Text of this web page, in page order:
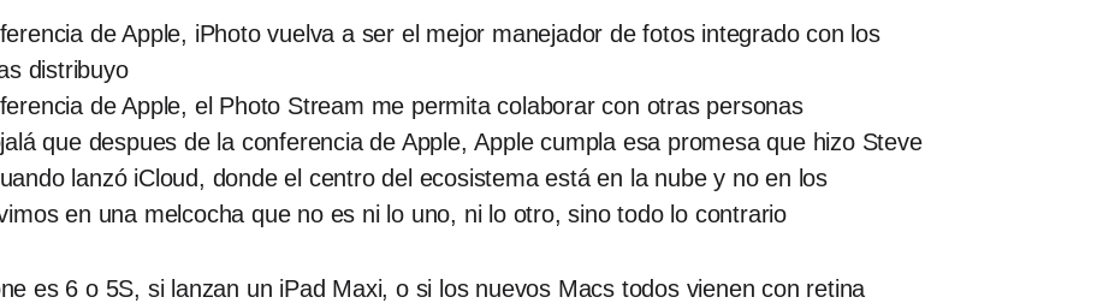
de Apple, iPhoto vuelva a ser el mejor manejador de fotos integrado con los
distribuyo
de Apple, el Photo Stream me permita colaborar con otras personas
que despues de la conferencia de Apple, Apple cumpla esa promesa que hizo Steve
lanzó iCloud, donde el centro del ecosistema está en la nube y no en los
en una melcocha que no es ni lo uno, ni lo otro, sino todo lo contrario
es 6 o 5S, si lanzan un iPad Maxi, o si los nuevos Macs todos vienen con retina